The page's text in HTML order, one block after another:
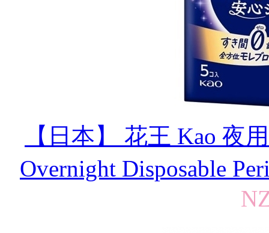
【日本】 花王 Kao 夜
Overnight Disposable